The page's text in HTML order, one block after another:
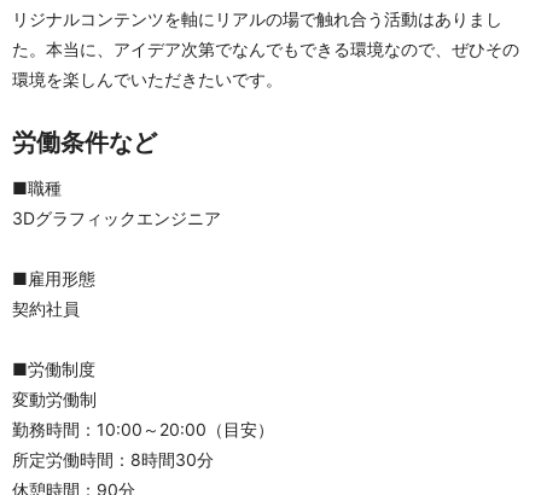
リジナルコンテンツを軸にリアルの場で触れ合う活動はありまし
た。本当に、アイデア次第でなんでもできる環境なので、ぜひその
環境を楽しんでいただきたいです。
労働条件など
■職種
3Dグラフィックエンジニア
■雇用形態
契約社員
■労働制度
変動労働制
勤務時間：10:00～20:00（目安）
所定労働時間：8時間30分
休憩時間：90分